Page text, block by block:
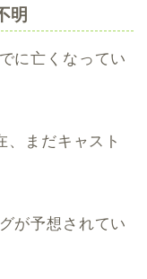
明
に亡くなってい
、まだキャスト
が予想されてい